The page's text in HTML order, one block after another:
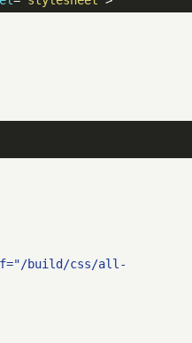
build/css/all-